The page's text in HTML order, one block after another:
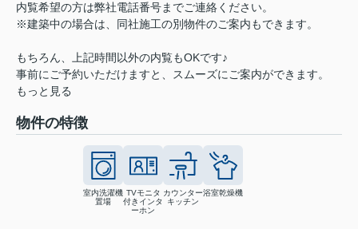
内覧希望の方は弊社電話番号までご連絡ください。
※建築中の場合は、同社施工の別物件のご案内もできます。
もちろん、上記時間以外の内覧もOKです♪
事前にご予約いただけますと、スムーズにご案内ができます。
もっと見る
物件の特徴
室内洗濯機
置場
TVモニタ
付きインタ
ーホン
カウンター
キッチン
浴室乾燥機